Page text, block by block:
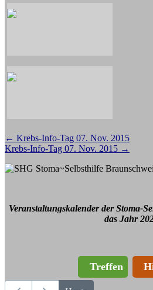
Beitragsnavigation
← Krebs-Info-Tag 07. Nov. 2015
Krebs-Info-Tag 07. Nov. 2015 →
Veranstaltungskalender der Stoma-
das Jahr
Treffen